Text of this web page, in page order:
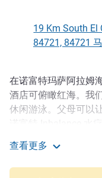
19 Km South El
84721, 84721
描述
在诺富特玛萨阿拉姆
酒店可俯瞰红海。我
休闲游泳。父母可以
务，让您可以在优雅
查看更多